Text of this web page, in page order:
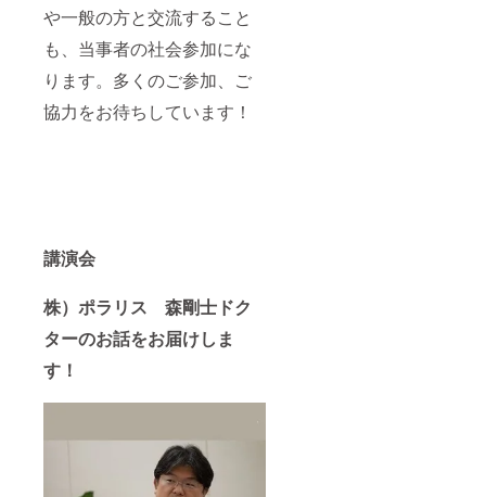
や一般の方と交流すること
も、当事者の社会参加にな
ります。多くのご参加、ご
協力をお待ちしています！
講演会
株）ポラリス 森剛士ドク
ターのお話をお届けしま
す！